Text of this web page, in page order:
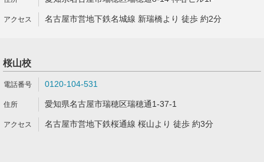
名古屋市営地下鉄名城線 新瑞橋より 徒歩 約2分
桜山校
0120-104-531
愛知県名古屋市瑞穂区瑞穂通1-37-1
名古屋市営地下鉄桜通線 桜山より 徒歩 約3分